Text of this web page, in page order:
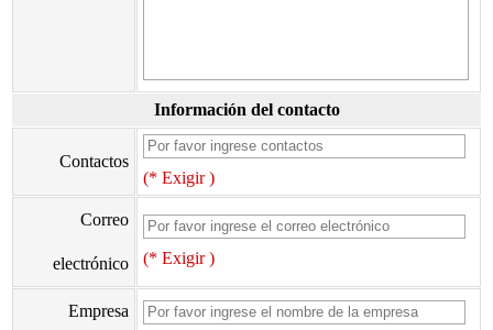
Información del contacto
Contactos
(* Exigir )
Correo
electrónico (* Exigir )
Empresa